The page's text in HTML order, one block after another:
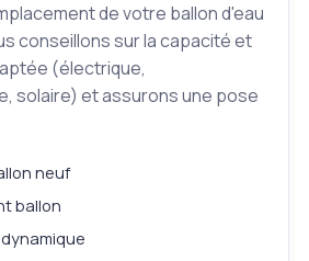
de votre ballon d'eau
conseillons sur la capacité et
(électrique,
solaire) et assurons une pose
neuf
ballon